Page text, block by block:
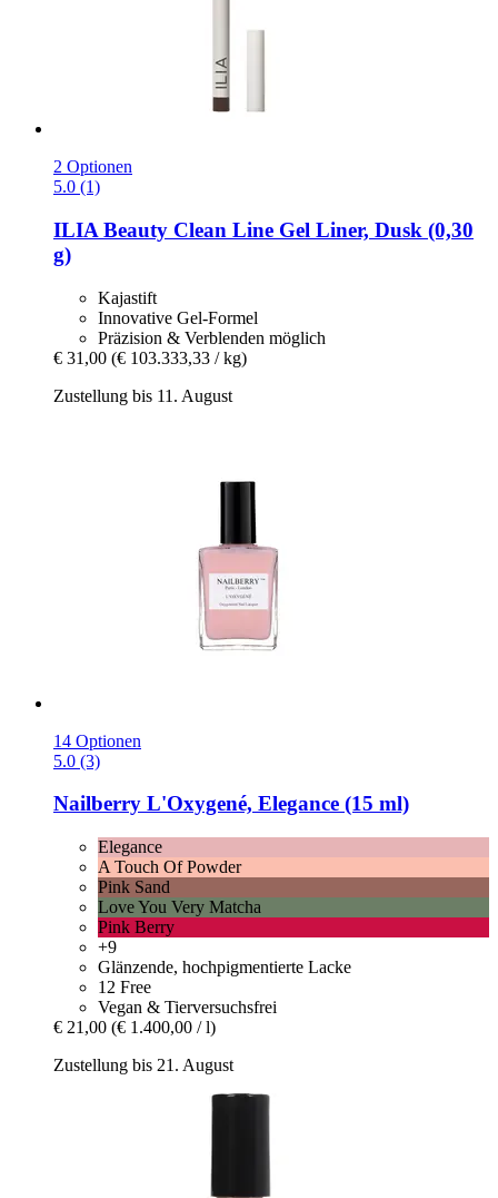
2 Optionen
5.0 (1)
ILIA Beauty Clean Line Gel Liner, Dusk (0,30
g)
Kajastift
Innovative Gel-Formel
Präzision & Verblenden möglich
€ 31,00 (€ 103.333,33 / kg)
Zustellung bis 11. August
14 Optionen
5.0 (3)
Nailberry L'Oxygené, Elegance (15 ml)
Elegance
A Touch Of Powder
Pink Sand
Love You Very Matcha
Pink Berry
+9
Glänzende, hochpigmentierte Lacke
12 Free
Vegan & Tierversuchsfrei
€ 21,00 (€ 1.400,00 / l)
Zustellung bis 21. August